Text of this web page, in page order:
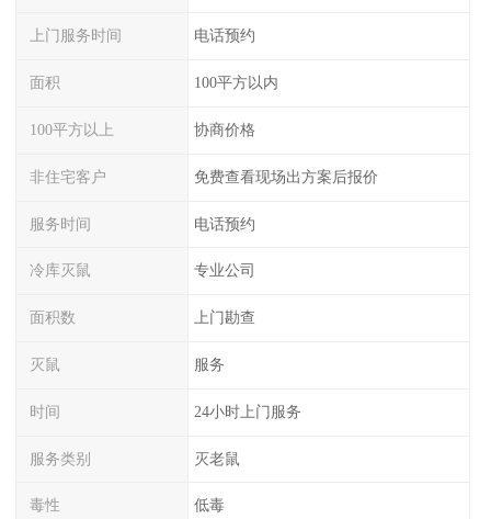
上门服务时间 电话预约
面积 100平方以内
100平方以上 协商价格
非住宅客户 免费查看现场出方案后报价
服务时间 电话预约
冷库灭鼠 专业公司
面积数 上门勘查
灭鼠 服务
时间 24小时上门服务
服务类别 灭老鼠
毒性 低毒